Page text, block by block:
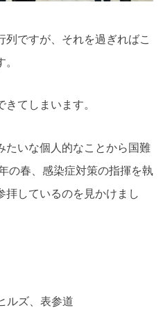
ですが、それを過ぎればこ
てしまいます。
たいな個人的なことから国難
の春、感染症対策の指揮を執
拝しているのを見かけまし
ルズ、表参道